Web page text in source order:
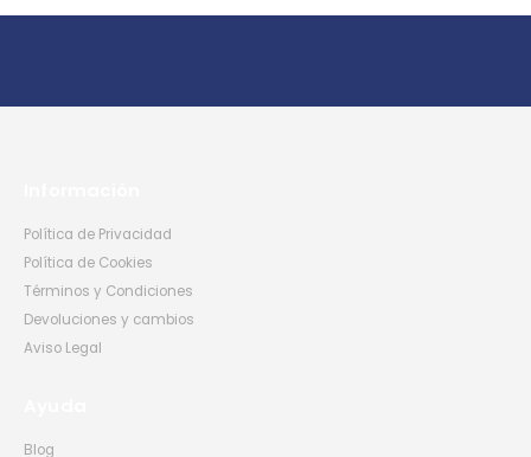
Política de Privacidad
Política de Cookies
Términos y Condiciones
Devoluciones y cambios
Aviso Legal
Blog